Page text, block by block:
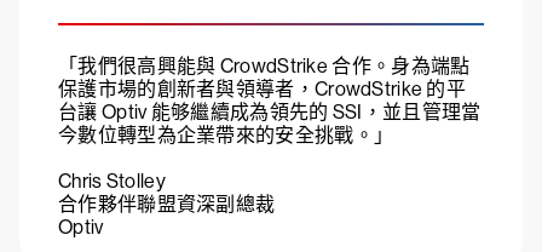
「我們很高興能與 CrowdStrike 合作。身為端點
保護市場的創新者與領導者，CrowdStrike 的平
台讓 Optiv 能够繼續成為領先的 SSI，並且管理當
今數位轉型為企業帶來的安全挑戰。」
Chris Stolley
合作夥伴聯盟資深副總裁
Optiv